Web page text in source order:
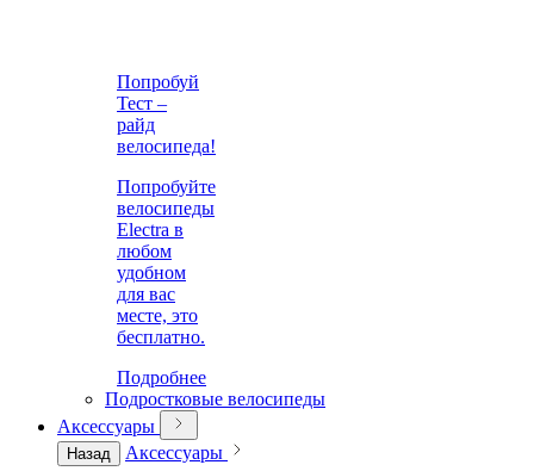
Попробуй
Тест –
райд
велосипеда!
Попробуйте
велосипеды
Electra в
любом
удобном
для вас
месте, это
бесплатно.
Подробнее
Подростковые велосипеды
Аксессуары
Назад Аксессуары